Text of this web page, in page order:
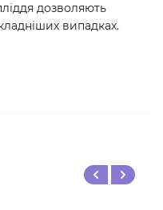
дозволяють
випадках.